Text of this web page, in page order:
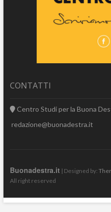
CONTATTI
Centro Studi per la Buona
redazione@buonadestra.it
Buonadestra.it | Designed by:
All right reserved